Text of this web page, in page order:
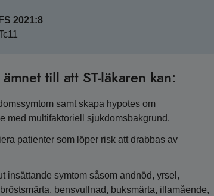
2021:8
till att ST-läkaren kan:
samt skapa hypotes om
med multifaktoriell sjukdomsbakgrund.
patienter som löper risk att drabbas av
insättande symtom såsom andnöd, yrsel,
bensvullnad, buksmärta, illamående,